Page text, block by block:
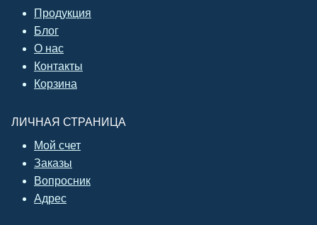
Продукция
Блог
О нас
Контакты
Корзина
ЛИЧНАЯ СТРАНИЦА
Мой счет
Заказы
Вопросник
Адрес